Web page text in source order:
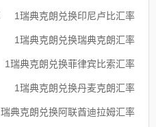
1瑞典克朗兑换印尼卢比汇率
1瑞典克朗兑换瑞典克朗汇率
1瑞典克朗兑换菲律宾比索汇率
1瑞典克朗兑换丹麦克朗汇率
典克朗兑换阿联酋迪拉姆汇率